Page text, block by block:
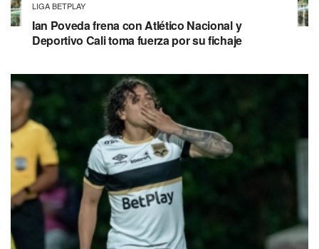
LIGA BETPLAY
Ian Poveda frena con Atlético Nacional y
Deportivo Cali toma fuerza por su fichaje